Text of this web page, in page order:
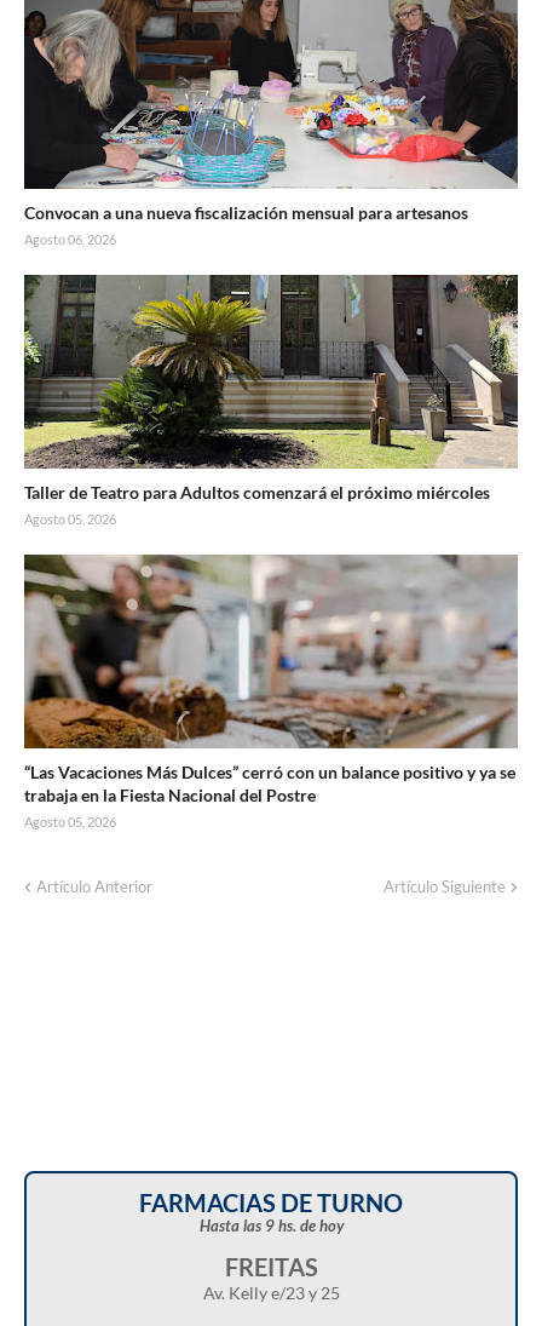
Convocan a una nueva fiscalización mensual para artesanos
Agosto 06, 2026
Taller de Teatro para Adultos comenzará el próximo miércoles
Agosto 05, 2026
“Las Vacaciones Más Dulces” cerró con un balance positivo y ya se
trabaja en la Fiesta Nacional del Postre
Agosto 05, 2026
Artículo Anterior Artículo Siguiente
FARMACIAS DE TURNO
Hasta las 9 hs. de hoy
FREITAS
Av. Kelly e/23 y 25